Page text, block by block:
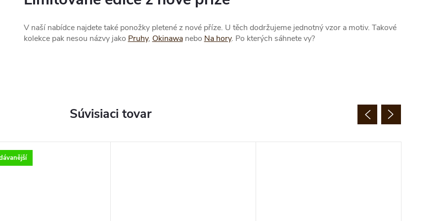
V naší nabídce najdete také ponožky pletené z nové příze. U těch dodržujeme jednotný vzor a motiv. Takové
kolekce pak nesou názvy jako Pruhy, Okinawanebo Na hory. Po kterých sáhnete vy?
Súvisiaci tovar